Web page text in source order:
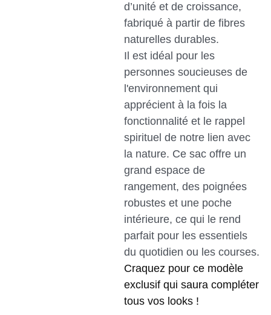
d’unité et de croissance,
fabriqué à partir de fibres
naturelles durables.
Il est idéal pour les
personnes soucieuses de
l'environnement qui
apprécient à la fois la
fonctionnalité et le rappel
spirituel de notre lien avec
la nature. Ce sac offre un
grand espace de
rangement, des poignées
robustes et une poche
intérieure, ce qui le rend
parfait pour les essentiels
du quotidien ou les courses.
Craquez pour ce modèle
exclusif qui saura compléter
tous vos looks !